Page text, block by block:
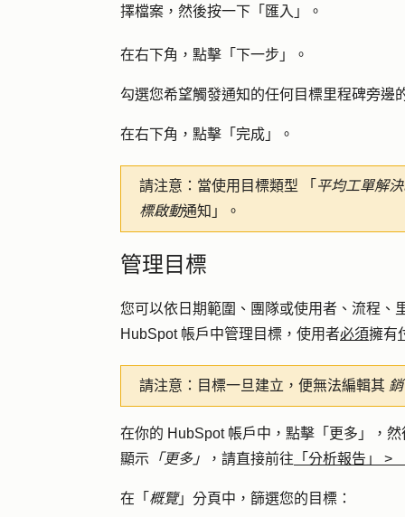
擇檔案 ，然後按一下「 匯入 」。
在右下角，點擊「 下一步 」。
勾選您希望觸發通知的任何目標里程碑旁邊
在右下角，點擊「 完成 」。
請注意： 當使用目標類型 「 平均工單解
標啟動通知」。
管理目標
您可以依日期範圍、團隊或使用者、流程、
HubSpot 帳戶中管理目標，使用者必須擁有
請注意： 目標一旦建立，便無法編輯其
在你的 HubSpot 帳戶中，點擊 「更多」 ，
顯示 「更多」 ，請直接前往 「分析報告」 >
在「 概覽」分頁中，篩選您的目標：